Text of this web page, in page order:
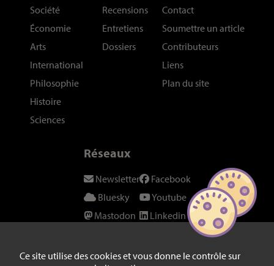
Ce site utilise des cookies et vous donne le contrôle sur
Société
Économie
Arts
International
Philosophie
Histoire
Sciences
Recensions
Entretiens
Dossiers
Contact
Soumettre un article
Contributeurs
Liens
Plan du site
Réseaux
Newsletter
Bluesky
Mastodon
Instagram
Facebook
Youtube
Linkedin
Fil RSS